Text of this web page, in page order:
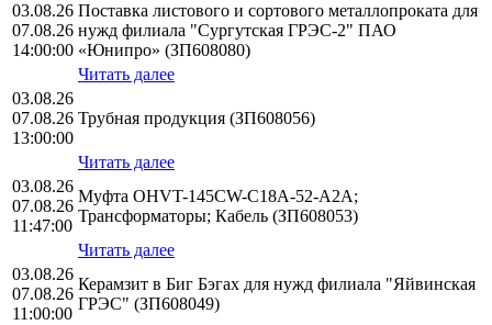
03.08.26
07.08.26
14:00:00
Поставка листового и сортового металлопроката для
нужд филиала "Сургутская ГРЭС-2" ПАО
«Юнипро» (ЗП608080)
Читать далее
03.08.26
07.08.26
13:00:00
Трубная продукция (ЗП608056)
Читать далее
03.08.26
07.08.26
11:47:00
Муфта OHVT-145CW-C18A-52-A2A;
Трансформаторы; Кабель (ЗП608053)
Читать далее
03.08.26
07.08.26
11:00:00
Керамзит в Биг Бэгах для нужд филиала "Яйвинская
ГРЭС" (ЗП608049)